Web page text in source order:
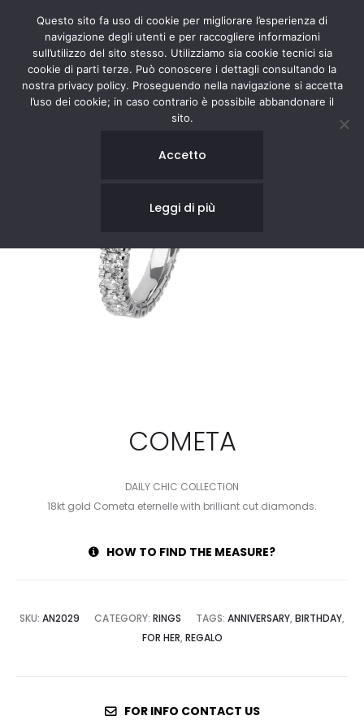
COMETA
DAILY CHIC COLLECTION
18kt gold Cometa eternelle with brilliant cut diamonds.
HOW TO FIND THE MEASURE?
SKU: AN2029 CATEGORY: RINGS TAGS: ANNIVERSARY, BIRTHDAY,
FOR HER, REGALO
FOR INFO CONTACT US
Questo sito fa uso di cookie per migliorare l’esperienza di
navigazione degli utenti e per raccogliere informazioni
sull’utilizzo del sito stesso. Utilizziamo sia cookie tecnici sia
cookie di parti terze. Può conoscere i dettagli consultando la
nostra privacy policy. Proseguendo nella navigazione si accetta
l’uso dei cookie; in caso contrario è possibile abbandonare il
sito.
Accetto
Leggi di più